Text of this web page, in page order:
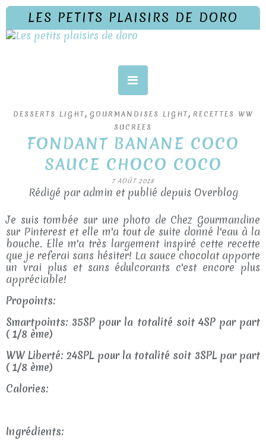
LES PETITS PLAISIRS DE DORO
DESSERTS LIGHT, GOURMANDISES LIGHT, RECETTES WW
SUCREES
FONDANT BANANE COCO
SAUCE CHOCO COCO
7 AOÛT 2018
Rédigé par admin et publié depuis Overblog
Je suis tombée sur une photo de Chez Gourmandine
sur Pinterest et elle m'a tout de suite donné l'eau à la
bouche. Elle m'a très largement inspiré cette recette
que je referai sans hésiter! La sauce chocolat apporte
un vrai plus et sans édulcorants c'est encore plus
appréciable!
Propoints:
Smartpoints: 35SP pour la totalité soit 4SP par part
( 1/8 ème)
WW Liberté: 24SPL pour la totalité soit 3SPL par part
( 1/8 ème)
Calories:
Ingrédients: